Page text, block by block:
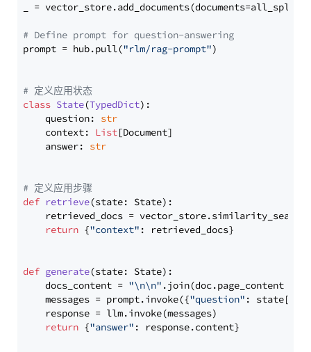
_ = vector_store.add_documents(documents=all_splits)
# Define prompt for question-answering
prompt = hub.pull("rlm/rag-prompt")
# 定义应用状态
class State(TypedDict):
    question:
str
    context:
List[Document]
    answer:
str
# 定义应用步骤
def retrieve(state: State):
retrieved_docs =
return {"context" : retrieved_docs}
def generate(state: State):
    docs_content =
"\n\n" .join(doc.page_content
    messages = prompt.invoke({
"question" : state[
    response = llm.invoke(messages)
return {"answer" : response.content}